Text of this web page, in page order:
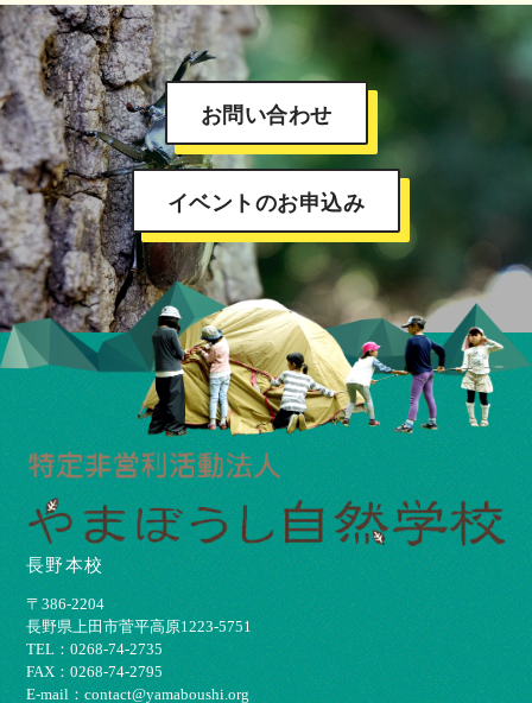
お問い合わせ
イベントのお申込み
長野本校
〒386-2204
⻑野県上⽥市菅平⾼原1223-5751
TEL：0268-74-2735
FAX：0268-74-2795
E-mail：contact@yamaboushi.org